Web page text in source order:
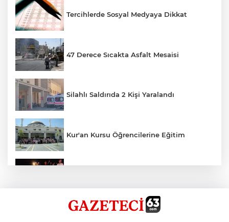
Tercihlerde Sosyal Medyaya Dikkat
47 Derece Sıcakta Asfalt Mesaisi
Silahlı Saldırıda 2 Kişi Yaralandı
Kur'an Kursu Öğrencilerine Eğitim
Siverek’te Mahmut Gülel Dönemi